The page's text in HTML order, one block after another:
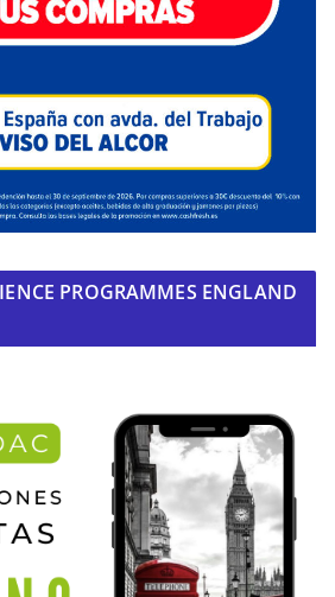
PROGRAMMES ENGLAND